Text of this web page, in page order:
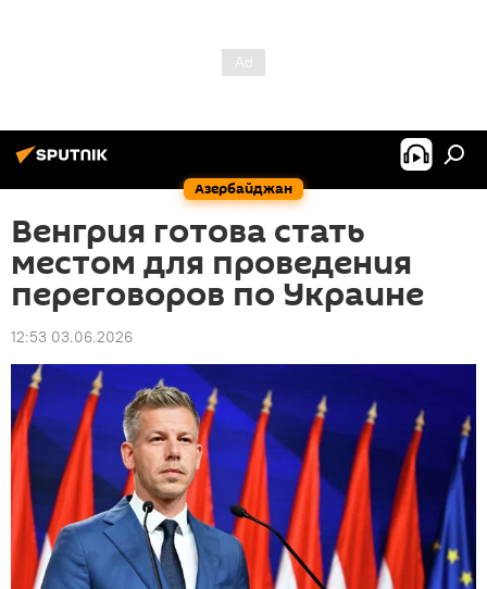
Азербайджан
Венгрия готова стать
местом для проведения
переговоров по Украине
12:53 03.06.2026